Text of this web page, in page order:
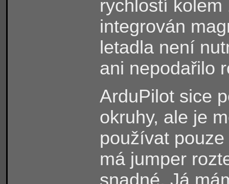
rychlostí kolem
integrován
letadla není
ani nepodařilo
ArduPilot sice
okruhy, ale je
používat
má jumper
snadné. Já